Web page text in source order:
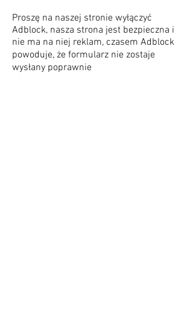
Proszę na naszej stronie wyłączyć
Adblock, nasza strona jest bezpieczna i
nie ma na niej reklam, czasem Adblock
powoduje, że formularz nie zostaje
wysłany poprawnie